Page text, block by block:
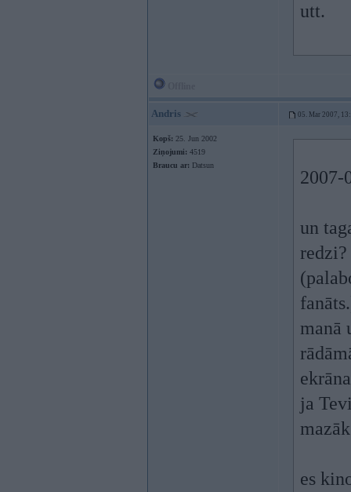
utt.
Andris 05. Mar 2007,
Kopš: 25. Jun 2002
Ziņojumi: 4519
Braucu ar: Datsun
2007-
un
redzi?
manā
ja
es